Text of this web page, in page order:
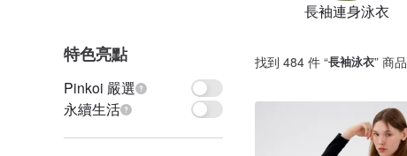
長袖連身泳衣
特色亮點
Pinkoi 嚴選
永續生活
找到 484 件 “長袖泳衣” 商品